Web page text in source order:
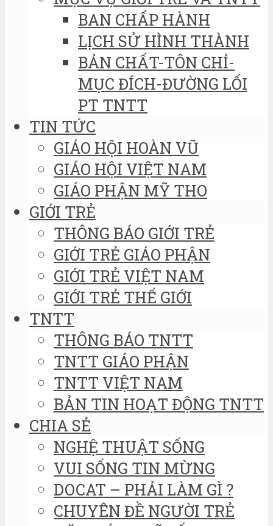
BAN CHẤP HÀNH
LỊCH SỬ HÌNH THÀNH
BẢN CHẤT-TÔN CHỈ-
MỤC ĐÍCH-ĐƯỜNG LỐI
PT TNTT
TIN TỨC
GIÁO HỘI HOÀN VŨ
GIÁO HỘI VIỆT NAM
GIÁO PHẬN MỸ THO
GIỚI TRẺ
THÔNG BÁO GIỚI TRẺ
GIỚI TRẺ GIÁO PHẬN
GIỚI TRẺ VIỆT NAM
GIỚI TRẺ THẾ GIỚI
TNTT
THÔNG BÁO TNTT
TNTT GIÁO PHẬN
TNTT VIỆT NAM
BẢN TIN HOẠT ĐỘNG TNTT
CHIA SẺ
NGHỆ THUẬT SỐNG
VUI SỐNG TIN MỪNG
DOCAT – PHẢI LÀM GÌ ?
CHUYÊN ĐỀ NGƯỜI TRẺ